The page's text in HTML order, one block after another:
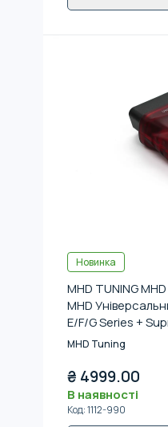
Новинка
MHD TUNING
MHD
E/F/G Series +
MHD Tuning
₴ 4999.00
В наявності
Код:1112-990